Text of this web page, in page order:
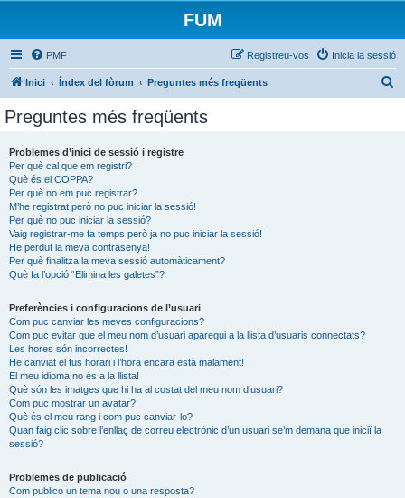
FUM
PMF Inicia la sessió
Registreu-vos
Inici Índex del fòrum Preguntes més freqüents
Preguntes més freqüents
Problemes d’inici de sessió i registre
Per què cal que em registri?
Què és el COPPA?
Per què no em puc registrar?
M’he registrat però no puc iniciar la sessió!
Per què no puc iniciar la sessió?
Vaig registrar-me fa temps però ja no puc iniciar la sessió!
He perdut la meva contrasenya!
Per què finalitza la meva sessió automàticament?
Què fa l’opció “Elimina les galetes”?
Preferències i configuracions de l’usuari
Com puc canviar les meves configuracions?
Com puc evitar que el meu nom d’usuari aparegui a la llista d’usuaris connectats?
Les hores són incorrectes!
He canviat el fus horari i l’hora encara està malament!
El meu idioma no és a la llista!
Què són les imatges que hi ha al costat del meu nom d’usuari?
Com puc mostrar un avatar?
Què és el meu rang i com puc canviar-lo?
Quan faig clic sobre l’enllaç de correu electrònic d’un usuari se’m demana que iniciï la
sessió?
Problemes de publicació
Com publico un tema nou o una resposta?